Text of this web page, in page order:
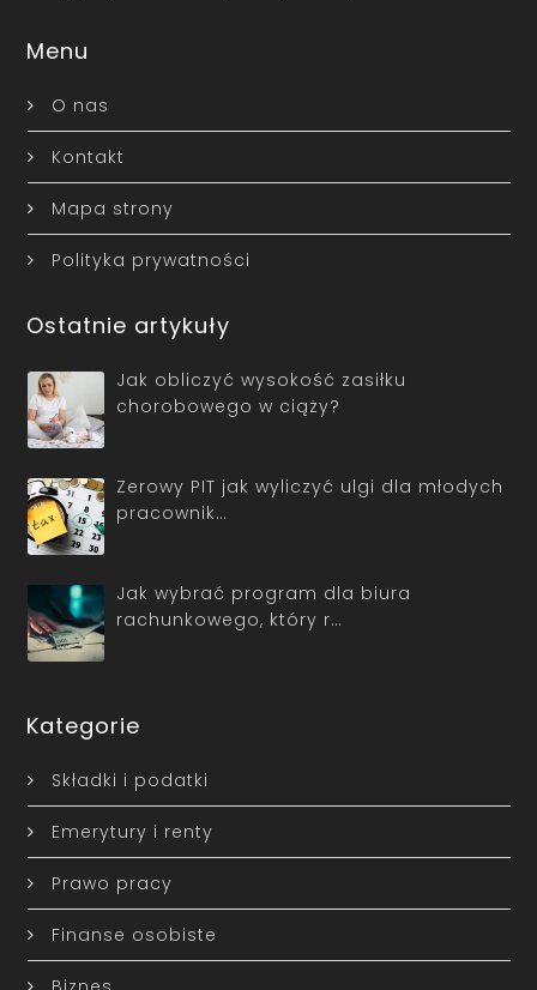
Menu
O nas
Kontakt
Mapa strony
Polityka prywatności
Ostatnie artykuły
Jak obliczyć wysokość zasiłku
chorobowego w ciąży?
Zerowy PIT jak wyliczyć ulgi dla młodych
pracownik…
Jak wybrać program dla biura
rachunkowego, który r…
Kategorie
Składki i podatki
Emerytury i renty
Prawo pracy
Finanse osobiste